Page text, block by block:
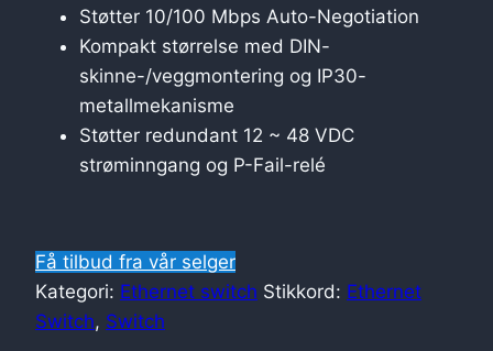
Støtter 10/100 Mbps Auto-Negotiation
Kompakt størrelse med DIN-
skinne-/veggmontering og IP30-
metallmekanisme
Støtter redundant 12 ~ 48 VDC
strøminngang og P-Fail-relé
Få tilbud fra vår selger
Kategori: Ethernet switch Stikkord: Ethernet
Switch, Switch